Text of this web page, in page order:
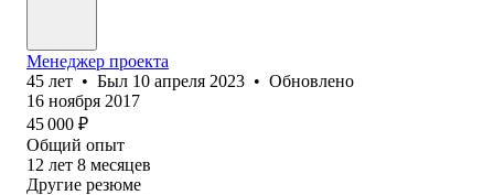
Менеджер проекта
45 лет • Был 10 апреля 2023 • Обновлено
16 ноября 2017
45 000 ₽
Общий опыт
12 лет 8 месяцев
Другие резюме